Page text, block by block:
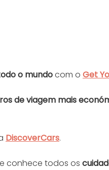
o mundocom o Get
de viagem mais
DiscoverCars.
conhece todos os